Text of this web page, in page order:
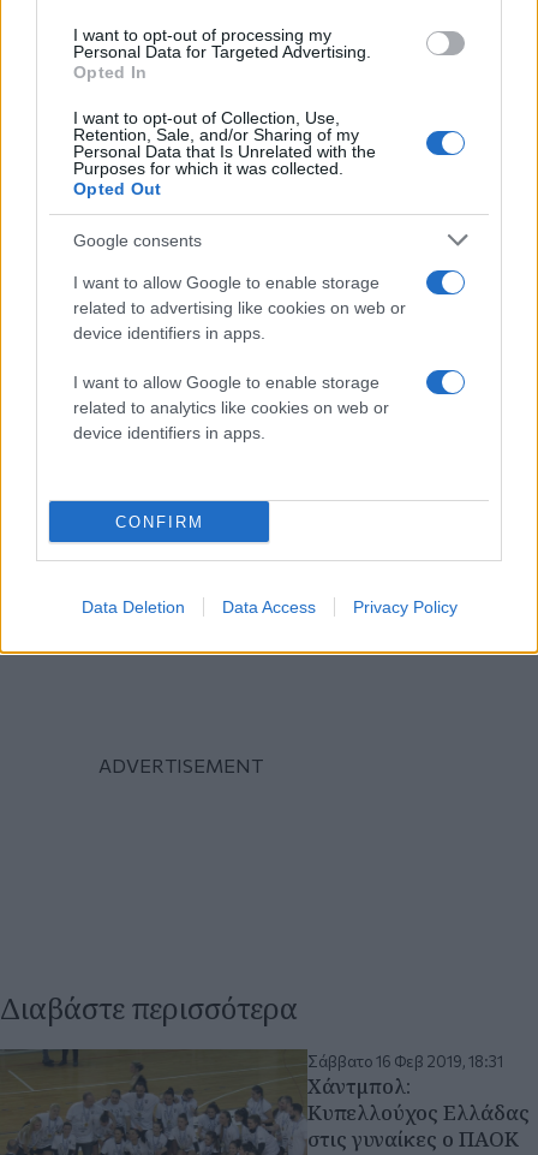
I want to opt-out of processing my
Personal Data for Targeted Advertising.
Opted In
I want to opt-out of Collection, Use,
Retention, Sale, and/or Sharing of my
Personal Data that Is Unrelated with the
Purposes for which it was collected.
Opted Out
Google consents
I want to allow Google to enable storage
related to advertising like cookies on web or
device identifiers in apps.
I want to allow Google to enable storage
related to analytics like cookies on web or
device identifiers in apps.
CONFIRM
Data Deletion Data Access Privacy Policy
Διαβάστε περισσότερα
Σάββατο 16 Φεβ 2019, 18:31
Χάντμπολ:
Κυπελλούχος Ελλάδας
στις γυναίκες ο ΠΑΟΚ